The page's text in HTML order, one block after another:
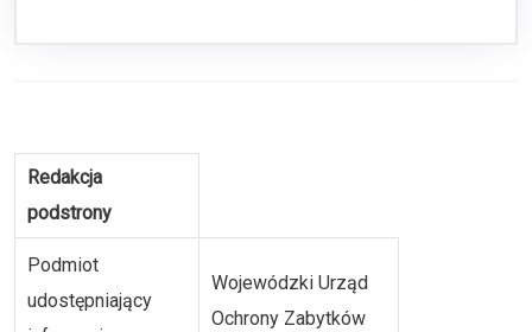
Redakcja
podstrony
Podmiot
udostępniający
Wojewódzki Urząd
Ochrony Zabytków